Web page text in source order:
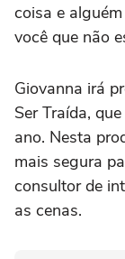
coisa e
você que não
Giovanna irá
Ser Traída,
ano. Nesta
mais segura
consultor de
as cenas.